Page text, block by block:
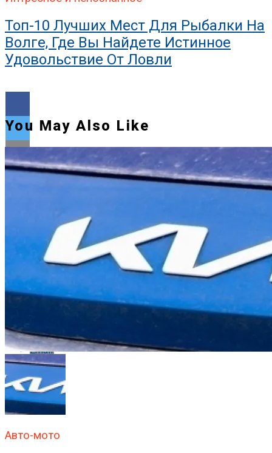
Топ-10 Лучших Мест Для Рыбалки На
Волге, Где Вы Найдете Истинное
Удовольствие От Ловли
Flipboard
Pinterest
Whatsapp
Email
You May Also Like
Авто-мото